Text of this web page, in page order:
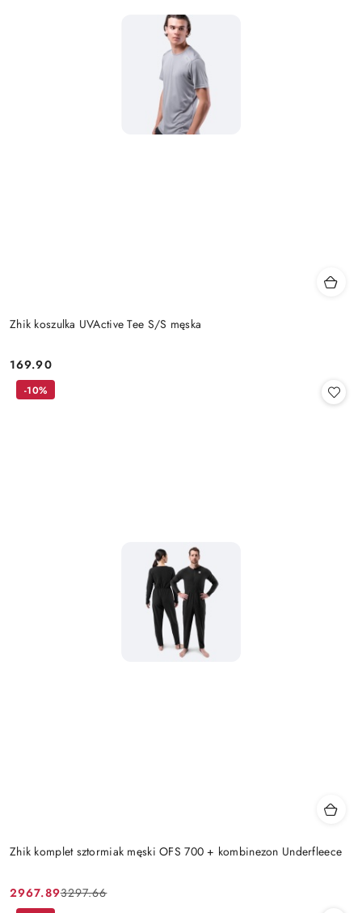
Zhik koszulka UVActive Tee S/S męska
Cena:
169.90
Zhik komplet sztormiak męski OFS 700 + kombinezon Underfleece
Cena
2967.89
Cena
3297.66
-10%